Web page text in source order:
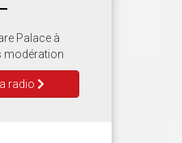
Palace à
modération
radio